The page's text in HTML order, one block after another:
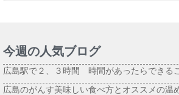
今週の人気ブログ
広島駅で２、３時間 時間があったらできる
広島のがんす美味しい食べ方とオススメの温